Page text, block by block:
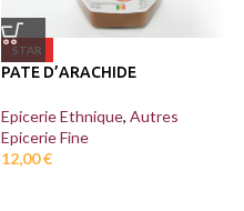
STAR
PATE D’ARACHIDE
Epicerie Ethnique, Autres
Epicerie Fine
12,00€